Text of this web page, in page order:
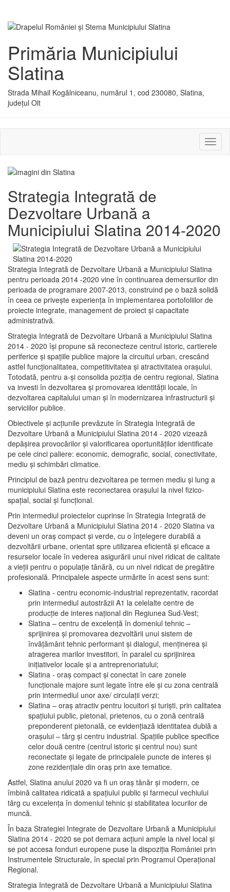
Primăria Municipiului
Slatina
Strada Mihail Kogălniceanu, numărul 1, cod 230080, Slatina,
județul Olt
sau
Strategia Integrată de
Dezvoltare Urbană a
Municipiului Slatina 2014-2020
Strategia Integrată de Dezvoltare Urbană a Municipiului Slatina
pentru perioada 2014 -2020 vine în continuarea demersurilor din
perioada de programare 2007-2013, construind pe o bază solidă
în ceea ce priveşte experienţa în implementarea portofoliilor de
proiecte integrate, management de proiect și capacitate
administrativă.
Strategia Integrată de Dezvoltare Urbană a Municipiului Slatina
2014 - 2020 își propune să reconecteze centrul istoric, cartierele
periferice şi spaţiile publice majore la circuitul urban, crescând
astfel funcţionalitatea, competitivitatea şi atractivitatea oraşului.
Totodată, pentru a-şi consolida poziţia de centru regional, Slatina
va investi în dezvoltarea şi promovarea identităţii locale, în
dezvoltarea capitalului uman şi în modernizarea infrastructurii şi
serviciilor publice.
Obiectivele şi acţiunile prevăzute în Strategia Integrată de
Dezvoltare Urbană a Municipiului Slatina 2014 - 2020 vizează
depășirea provocărilor şi valorificarea oportunităţilor identificate
pe cele cinci paliere: economic, demografic, social, conectivitate,
mediu şi schimbări climatice.
Principiul de bază pentru dezvoltarea pe termen mediu şi lung a
municipiului Slatina este reconectarea oraşului la nivel fizico-
spaţial, social şi funcţional.
Prin intermediul proiectelor cuprinse în Strategia Integrată de
Dezvoltare Urbană a Municipiului Slatina 2014 - 2020 Slatina va
deveni un oraş compact şi verde, cu o înţelegere durabilă a
dezvoltării urbane, orientat spre utilizarea eficientă şi eficace a
resurselor locale în vederea asigurării unui nivel ridicat de calitate
a vieţii pentru o populaţie tânără, cu un nivel ridicat de pregătire
profesională. Principalele aspecte urmărite în acest sens sunt:
Slatina - centru economic-industrial reprezentativ, racordat
prin intermediul autostrăzii A1 la celelalte centre de
producţie de interes naţional din Regiunea Sud-Vest;
Slatina – centru de excelenţă în domeniul tehnic –
sprijinirea şi promovarea dezvoltării unui sistem de
învăţământ tehnic performant şi dialogul, menţinerea şi
atragerea marilor investitori, în paralel cu sprijinirea
iniţiativelor locale şi a antreprenoriatului;
Slatina - oraş compact şi conectat în care zonele
funcţionale majore sunt legate între ele şi cu zona centrală
prin intermediul unor axe/ circulații verzi;
Slatina – oraş atractiv pentru locuitori şi turişti, prin calitatea
spaţiului public, pietonal, prietenos, cu o zonă centrală
preponderent pietonală, ce evidenţiază identitatea dublă a
oraşului – târg şi centru industrial. Spaţiile publice specifice
celor două centre (centrul istoric şi centrul nou) sunt
reconectate şi legate de principalele puncte de interes şi
zone rezidenţiale din oraş prin axe tematice.
Astfel, Slatina anului 2020 va fi un oraş tânăr şi modern, ce
îmbină calitatea ridicată a spaţiului public şi farmecul vechiului
târg cu excelenţa în domeniul tehnic şi stabilitatea locurilor de
muncă.
În baza Strategiei Integrate de Dezvoltare Urbană a Municipiului
Slatina 2014 - 2020 se pot demara acţiuni ample la nivel local şi
se pot accesa fonduri europene puse la dispoziţia României prin
Instrumentele Structurale, în special prin Programul Operațional
Regional.
Strategia Integrată de Dezvoltare Urbană a Municipiului Slatina